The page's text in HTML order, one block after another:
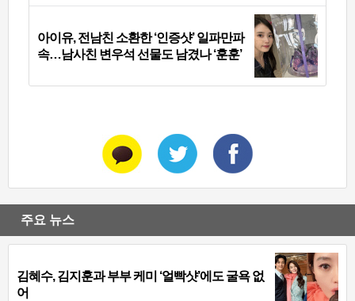
아이유, 전남친 소환한 ‘인증샷’ 일파만파
속…남사친 변우석 선물도 남겼나 ‘훈훈’
주요 뉴스
김혜수, 김지훈과 부부 케미 ‘얼빡샷’에도 굴욕 없
어